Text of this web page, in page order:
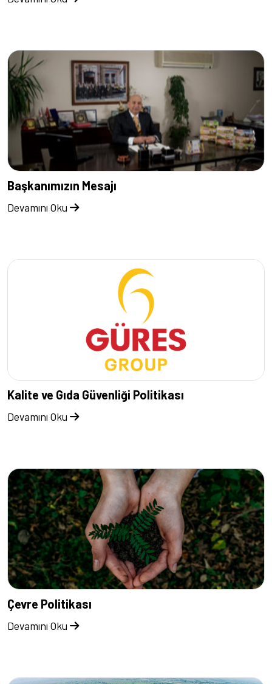
Başkanımızın Mesajı
Devamını Oku
Kalite ve Gıda Güvenliği Politikası
Devamını Oku
Çevre Politikası
Devamını Oku